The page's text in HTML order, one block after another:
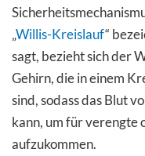
„Willis-Kreislauf“
sagt, bezieht sich der
Gehirn, die in einem
sind, sodass das Blut
kann, um für
aufzukommen.